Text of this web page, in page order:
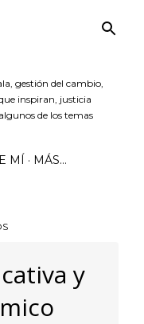
contenido principal
gestión del cambio,
inspiran, justicia
de los temas
MÍ MÁS…
y